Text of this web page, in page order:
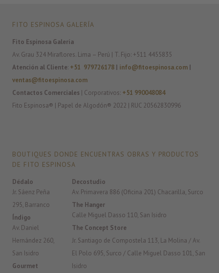
FITO ESPINOSA GALERÍA
Fito Espinosa Galería
Av. Grau 324 Miraflores. Lima – Perú | T. Fijo: +511 4455835
Atención al Cliente: +51 979726178 | info@fitoespinosa.com |
ventas@fitoespinosa.com
Contactos Comerciales | Corporativos: +51 990048084
Fito Espinosa® | Papel de Algodón® 2022 | RUC 20562830996
BOUTIQUES DONDE ENCUENTRAS OBRAS Y PRODUCTOS
DE FITO ESPINOSA
Dédalo
Jr. Sáenz Peña
295, Barranco
Índigo
Av. Daniel
Hernández 260,
San Isidro
Gourmet
Decostudio
Av. Primavera 886 (Oficina 201) Chacarilla, Surco
The Hanger
Calle Miguel Dasso 110, San Isidro
The Concept Store
Jr. Santiago de Compostela 113, La Molina / Av.
El Polo 695, Surco / Calle Miguel Dasso 101, San
Isidro